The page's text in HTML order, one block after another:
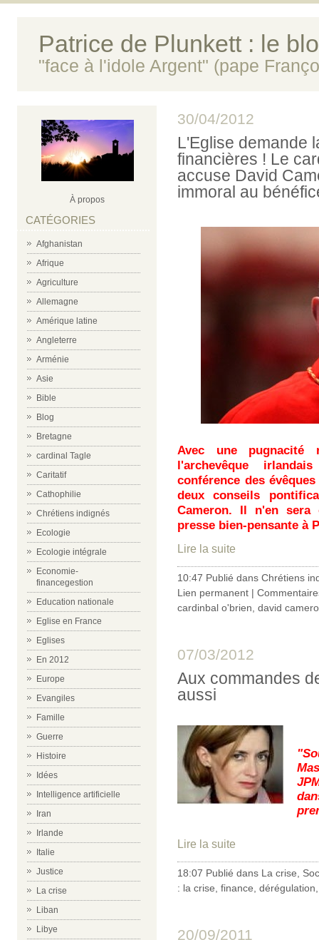
Patrice de Plunkett : le
"face à l'idole Argent" (pape
À propos
CATÉGORIES
Afghanistan
Afrique
Agriculture
Allemagne
Amérique latine
Angleterre
Arménie
Asie
Bible
Blog
Bretagne
cardinal Tagle
Caritatif
Cathophilie
Chrétiens indignés
Ecologie
Ecologie intégrale
Economie-
financegestion
Education nationale
Eglise en France
Eglises
En 2012
Europe
Evangiles
Famille
Guerre
Histoire
Idées
Intelligence artificielle
Iran
Irlande
Italie
Justice
La crise
Liban
Libye
30/04/2012
L'Eglise demande
financières ! Le
accuse David
immoral au
Avec une pugnacité
l'archevêque
conférence des
deux conseils
Cameron. Il n'en sera
presse bien-pensante à
Lire la suite
10:47 Publié dans Chrétiens
Lien permanent |
cardinbal o'brien david
07/03/2012
Aux commandes
aussi
Lire la suite
18:07 Publié dans La crise
: la crise finance dérégulation
20/09/2011